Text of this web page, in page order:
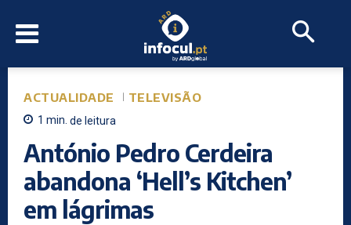
ACTUALIDADE TELEVISÃO
1 min. de leitura
António Pedro Cerdeira
abandona ‘Hell’s Kitchen’
em lágrimas